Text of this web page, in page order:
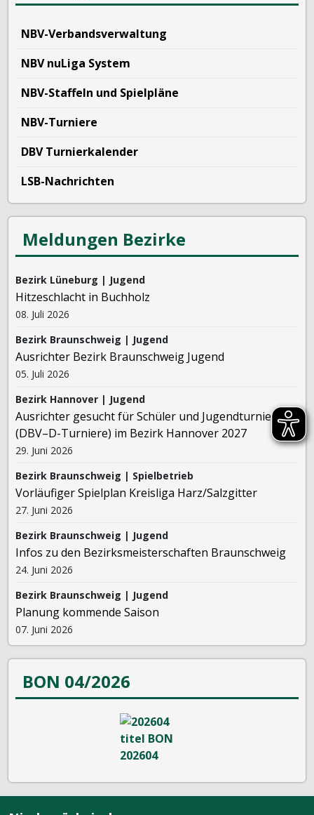
NBV-Verbandsverwaltung
NBV nuLiga System
NBV-Staffeln und Spielpläne
NBV-Turniere
DBV Turnierkalender
LSB-Nachrichten
Meldungen Bezirke
Bezirk Lüneburg | Jugend
Hitzeschlacht in Buchholz
08. Juli 2026
Bezirk Braunschweig | Jugend
Ausrichter Bezirk Braunschweig Jugend
05. Juli 2026
Bezirk Hannover | Jugend
Ausrichter gesucht für Schüler und Jugendturniere
(DBV–D-Turniere) im Bezirk Hannover 2027
29. Juni 2026
Bezirk Braunschweig | Spielbetrieb
Vorläufiger Spielplan Kreisliga Harz/Salzgitter
27. Juni 2026
Bezirk Braunschweig | Jugend
Infos zu den Bezirksmeisterschaften Braunschweig
24. Juni 2026
Bezirk Braunschweig | Jugend
Planung kommende Saison
07. Juni 2026
BON 04/2026